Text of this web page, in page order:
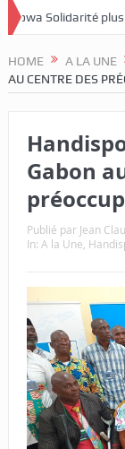
que jamais
HOME A LA UNE
AU CENTRE DES
Gabon
Publié par Jean
In: A la Une